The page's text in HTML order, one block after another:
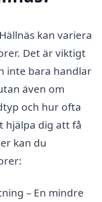
kan variera
Det är viktigt
inte bara handlar
även om
och hur ofta
hjälpa dig att få
kan du
– En mindre